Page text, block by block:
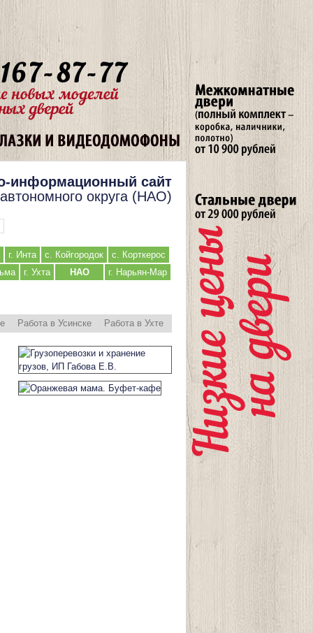
информационный сайт
округа (НАО)
г. Инта с. Койгородок
с. Корткерос
г. Ухта НАО г. Нарьян-Мар
Работа в Усинске Работа в Ухте